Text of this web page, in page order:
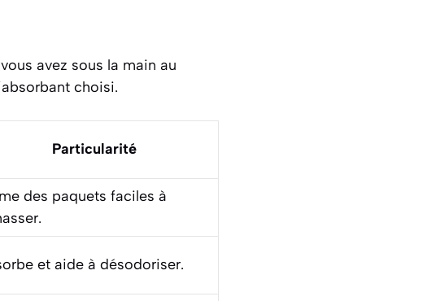
avez sous la main au
choisi.
Particularité
des paquets faciles à
et aide à désodoriser.